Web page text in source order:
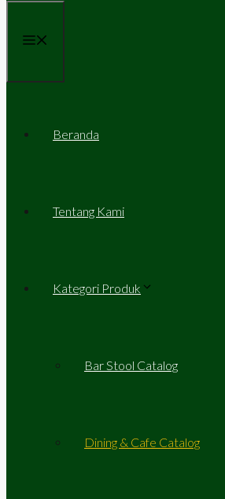
Beranda
Tentang Kami
Kategori Produk
Bar Stool Catalog
Dining & Cafe Catalog